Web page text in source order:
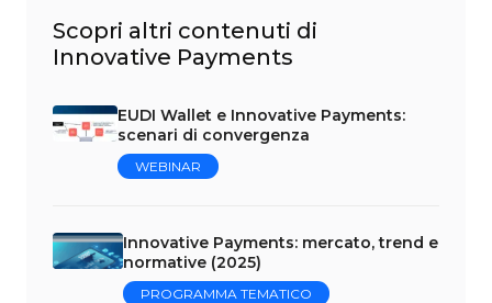
Scopri altri contenuti di
Innovative Payments
EUDI Wallet e Innovative Payments:
scenari di convergenza
WEBINAR
Innovative Payments: mercato, trend e
normative (2025)
PROGRAMMA TEMATICO